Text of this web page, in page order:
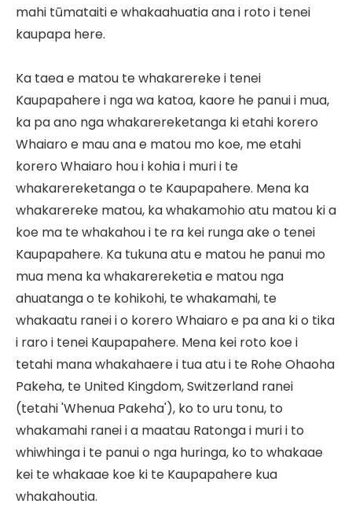
mahi tūmataiti e whakaahuatia ana i roto i tenei
kaupapa here.
Ka taea e matou te whakarereke i tenei
Kaupapahere i nga wa katoa, kaore he panui i mua,
ka pa ano nga whakarereketanga ki etahi korero
Whaiaro e mau ana e matou mo koe, me etahi
korero Whaiaro hou i kohia i muri i te
whakarereketanga o te Kaupapahere. Mena ka
whakarereke matou, ka whakamohio atu matou ki a
koe ma te whakahou i te ra kei runga ake o tenei
Kaupapahere. Ka tukuna atu e matou he panui mo
mua mena ka whakarereketia e matou nga
ahuatanga o te kohikohi, te whakamahi, te
whakaatu ranei i o korero Whaiaro e pa ana ki o tika
i raro i tenei Kaupapahere. Mena kei roto koe i
tetahi mana whakahaere i tua atu i te Rohe Ohaoha
Pakeha, te United Kingdom, Switzerland ranei
(tetahi 'Whenua Pakeha'), ko to uru tonu, to
whakamahi ranei i a maatau Ratonga i muri i to
whiwhinga i te panui o nga huringa, ko to whakaae
kei te whakaae koe ki te Kaupapahere kua
whakahoutia.